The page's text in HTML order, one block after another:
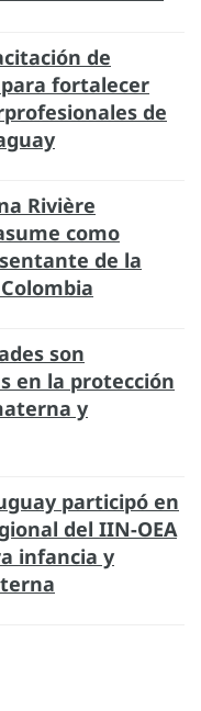
de
fortalecer
de
Rivière
como
de la
son
en la protección
y
participó en
del IIN-OEA
infancia y